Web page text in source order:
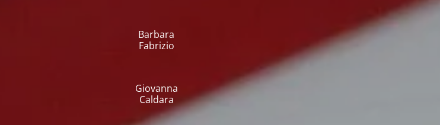
Barbara
Fabrizio
Giovanna
Caldara